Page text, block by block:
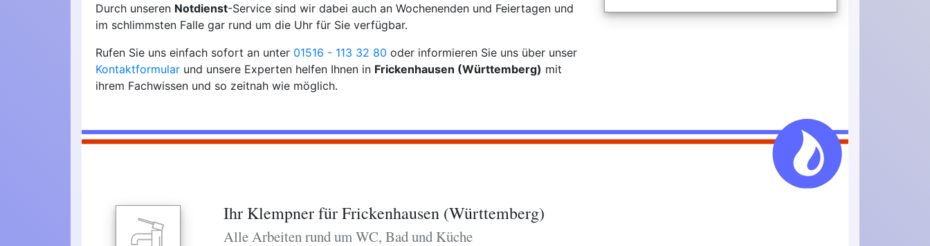
Durch unseren Notdienst-Service sind wir dabei auch an Wochenenden und Feiertagen und
im schlimmsten Falle gar rund um die Uhr für Sie verfügbar.
Rufen Sie uns einfach sofort an unter 01516 - 113 32 80 oder informieren Sie uns über unser
Kontaktformular und unsere Experten helfen Ihnen in Frickenhausen (Württemberg) mit
ihrem Fachwissen und so zeitnah wie möglich.
Ihr Klempner für Frickenhausen (Württemberg)
Alle Arbeiten rund um WC, Bad und Küche